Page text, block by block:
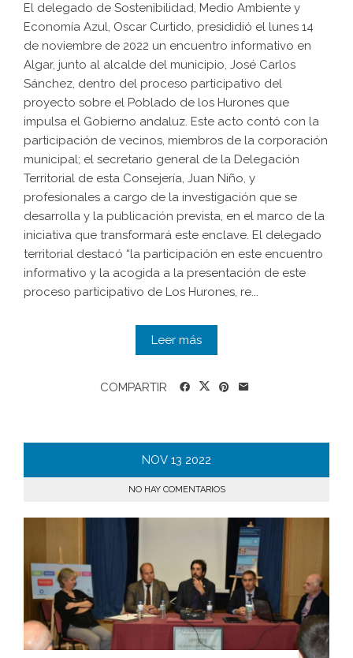
El delegado de Sostenibilidad, Medio Ambiente y
Economía Azul, Oscar Curtido, presididió el lunes 14
de noviembre de 2022 un encuentro informativo en
Algar, junto al alcalde del municipio, José Carlos
Sánchez, dentro del proceso participativo del
proyecto sobre el Poblado de los Hurones que
impulsa el Gobierno andaluz. Este acto contó con la
participación de vecinos, miembros de la corporación
municipal; el secretario general de la Delegación
Territorial de esta Consejería, Juan Niño, y
profesionales a cargo de la investigación que se
desarrolla y la publicación prevista, en el marco de la
iniciativa que transformará este enclave. El delegado
territorial destacó “la participación en este encuentro
informativo y la acogida a la presentación de este
proceso participativo de Los Hurones, re...
Leer más
COMPARTIR
NOV 13 2022
NO HAY COMENTARIOS